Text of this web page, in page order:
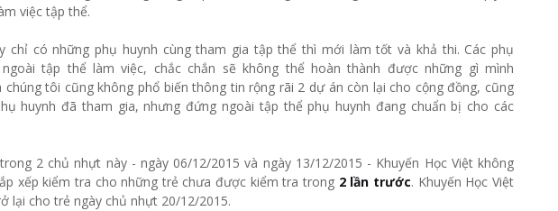
việc tập thể.
chỉ có những phụ huynh cùng tham gia tập thể thì mới làm tốt và khả thi. Các phụ
tập thể làm việc, chắc chắn sẽ không thể hoàn thành được những gì mình
chúng tôi cũng không phổ biến thông tin rộng rãi 2 dự án còn lại cho cộng đồng, cũng
huynh đã tham gia, nhưng đứng ngoài tập thể phụ huynh đang chuẩn bị cho các
2 chủ nhựt này - ngày 06/12/2015 và ngày 13/12/2015 - Khuyến Học Việt không
xếp kiểm tra cho những trẻ chưa được kiểm tra trong 2 lần trước. Khuyến Học Việt
lại cho trẻ ngày chủ nhựt 20/12/2015.